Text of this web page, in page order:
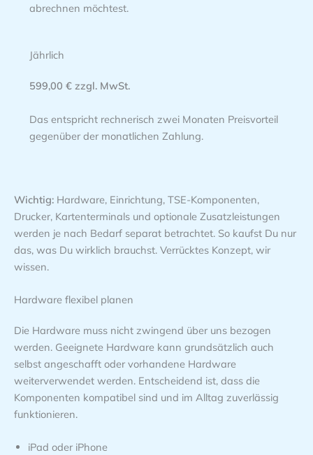
abrechnen möchtest.
Jährlich
599,00 € zzgl. MwSt.
Das entspricht rechnerisch zwei Monaten Preisvorteil
gegenüber der monatlichen Zahlung.
Wichtig: Hardware, Einrichtung, TSE-Komponenten,
Drucker, Kartenterminals und optionale Zusatzleistungen
werden je nach Bedarf separat betrachtet. So kaufst Du nur
das, was Du wirklich brauchst. Verrücktes Konzept, wir
wissen.
Hardware flexibel planen
Die Hardware muss nicht zwingend über uns bezogen
werden. Geeignete Hardware kann grundsätzlich auch
selbst angeschafft oder vorhandene Hardware
weiterverwendet werden. Entscheidend ist, dass die
Komponenten kompatibel sind und im Alltag zuverlässig
funktionieren.
iPad oder iPhone